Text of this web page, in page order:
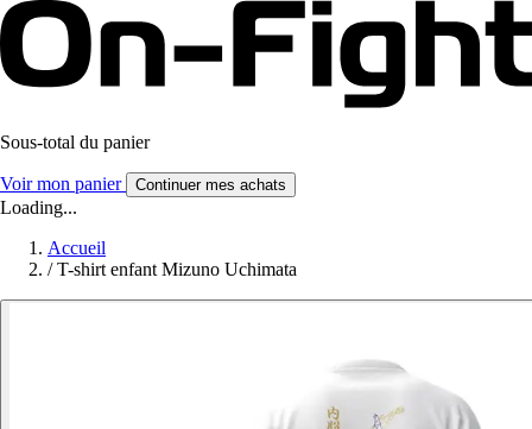
Sous-total du panier
Voir mon panier Continuer mes achats
Loading...
Accueil
/ T-shirt enfant Mizuno Uchimata